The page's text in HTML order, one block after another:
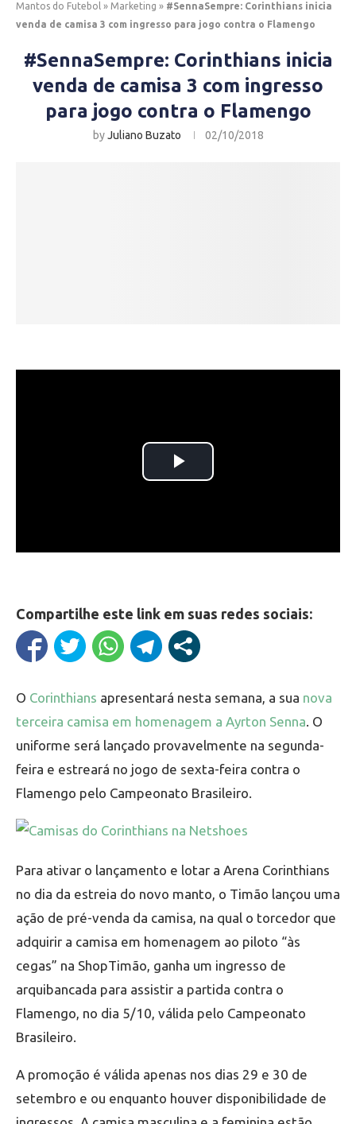
Mantos do Futebol » Marketing » #SennaSempre: Corinthians inicia
venda de camisa 3 com ingresso para jogo contra o Flamengo
#SennaSempre: Corinthians inicia
venda de camisa 3 com ingresso
para jogo contra o Flamengo
byJuliano Buzato 02/10/2018
Compartilhe este link em suas redes sociais:
O Corinthians apresentará nesta semana, a sua nova
terceira camisa em homenagem a Ayrton Senna. O
uniforme será lançado provavelmente na segunda-
feira e estreará no jogo de sexta-feira contra o
Flamengo pelo Campeonato Brasileiro.
Para ativar o lançamento e lotar a Arena Corinthians
no dia da estreia do novo manto, o Timão lançou uma
ação de pré-venda da camisa, na qual o torcedor que
adquirir a camisa em homenagem ao piloto “às
cegas” na ShopTimão, ganha um ingresso de
arquibancada para assistir a partida contra o
Flamengo, no dia 5/10, válida pelo Campeonato
Brasileiro.
A promoção é válida apenas nos dias 29 e 30 de
setembro e ou enquanto houver disponibilidade de